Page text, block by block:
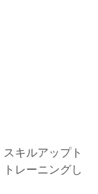
キルアップト
レーニングし